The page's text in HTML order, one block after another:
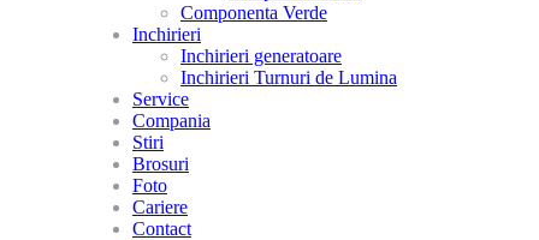
Componenta Verde
Inchirieri
Inchirieri generatoare
Inchirieri Turnuri de Lumina
Service
Compania
Stiri
Brosuri
Foto
Cariere
Contact